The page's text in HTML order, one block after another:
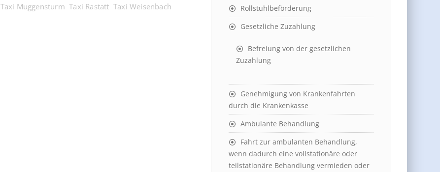
Taxi Muggensturm Taxi Rastatt Taxi Weisenbach
Rollstuhlbeförderung
Gesetzliche Zuzahlung
Befreiung von der gesetzlichen
Zuzahlung
Genehmigung von Krankenfahrten
durch die Krankenkasse
Ambulante Behandlung
Fahrt zur ambulanten Behandlung,
wenn dadurch eine vollstationäre oder
teilstationäre Behandlung vermieden oder